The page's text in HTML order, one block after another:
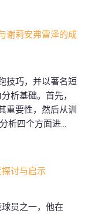
谢莉安弗雷泽的成
技巧，并以著名短
析基础。首先，
重要性，然后从训
四个方面进...
讨与启示
员之一，他在